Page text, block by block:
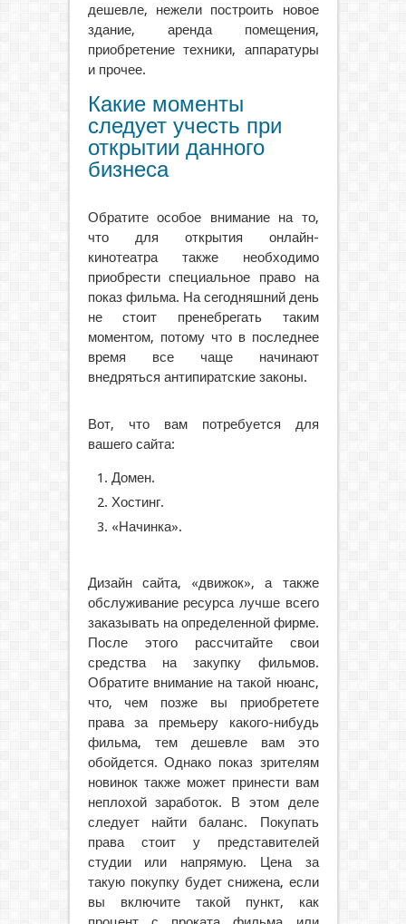
дешевле, нежели построить новое
здание, аренда помещения,
приобретение техники, аппаратуры
и прочее.
Какие моменты
следует учесть при
открытии данного
бизнеса
Обратите особое внимание на то,
что для открытия онлайн-
кинотеатра также необходимо
приобрести специальное право на
показ фильма. На сегодняшний день
не стоит пренебрегать таким
моментом, потому что в последнее
время все чаще начинают
внедряться антипиратские законы.
Вот, что вам потребуется для
вашего сайта:
Домен.
Хостинг.
«Начинка».
Дизайн сайта, «движок», а также
обслуживание ресурса лучше всего
заказывать на определенной фирме.
После этого рассчитайте свои
средства на закупку фильмов.
Обратите внимание на такой нюанс,
что, чем позже вы приобретете
права за премьеру какого-нибудь
фильма, тем дешевле вам это
обойдется. Однако показ зрителям
новинок также может принести вам
неплохой заработок. В этом деле
следует найти баланс. Покупать
права стоит у представителей
студии или напрямую. Цена за
такую покупку будет снижена, если
вы включите такой пункт, как